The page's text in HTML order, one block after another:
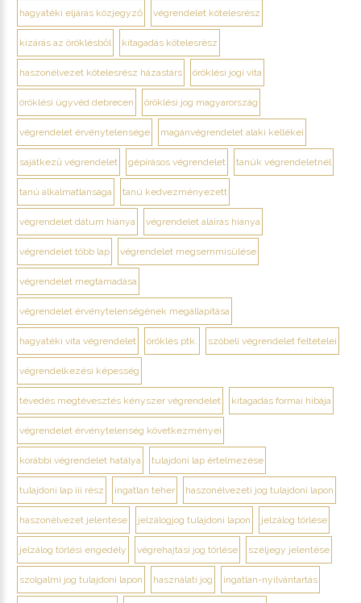
hagyatéki eljárás közjegyző végrendelet kötelesrész
kizárás az öröklésből kitagadás kötelesrész
haszonélvezet kötelesrész házastárs öröklési jogi vita
öröklési ügyvéd debrecen öröklési jog magyarország
végrendelet érvénytelensége magánvégrendelet alaki kellékei
sajátkezű végrendelet gépírásos végrendelet tanúk végrendeletnél
tanú alkalmatlansága tanú kedvezményezett
végrendelet dátum hiánya végrendelet aláírás hiánya
végrendelet több lap végrendelet megsemmisülése
végrendelet megtámadása
végrendelet érvénytelenségének megállapítása
hagyatéki vita végrendelet öröklés ptk. szóbeli végrendelet feltételei
végrendelkezési képesség
tévedés megtévesztés kényszer végrendelet kitagadás formai hibája
végrendelet érvénytelenség következményei
korábbi végrendelet hatálya tulajdoni lap értelmezése
tulajdoni lap iii rész ingatlan teher haszonélvezeti jog tulajdoni lapon
haszonélvezet jelentése jelzálogjog tulajdoni lapon jelzálog törlése
jelzálog törlési engedély végrehajtási jog törlése széljegy jelentése
szolgalmi jog tulajdoni lapon használati jog ingatlan-nyilvántartás